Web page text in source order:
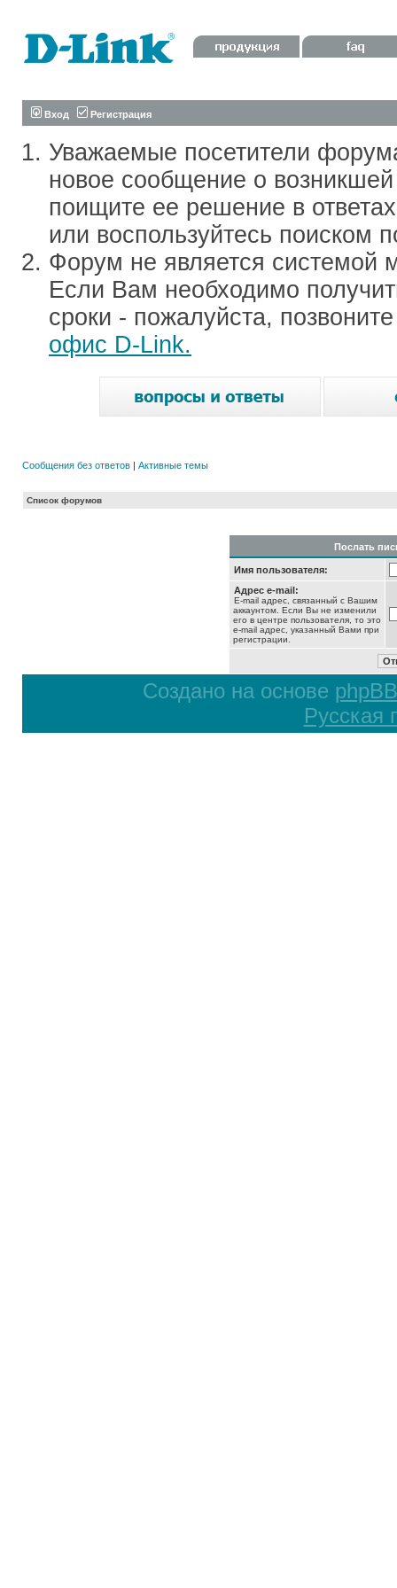
Вход Регистрация
Уважаемые посетители
новое сообщение о
поищите ее решение в
или воспользуйтесь поиском
Форум не является системой
Если Вам необходимо
сроки - пожалуйста,
офис D-Link.
Сообщения без ответов | Активные темы
Список форумов
Послать
Имя пользователя:
Адрес e-mail:
E-mail адрес, связанный с Вашим
аккаунтом. Если Вы не изменили
его в центре пользователя, то это
e-mail адрес, указанный Вами при
регистрации.
Создано на основе phpBB
Русская